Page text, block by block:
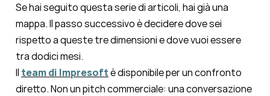
Se hai seguito questa serie di articoli, hai già una
mappa. Il passo successivo è decidere dove sei
rispetto a queste tre dimensioni e dove vuoi essere
tra dodici mesi.
Il team di Impresoftè disponibile per un confronto
diretto. Non un pitch commerciale: una conversazione